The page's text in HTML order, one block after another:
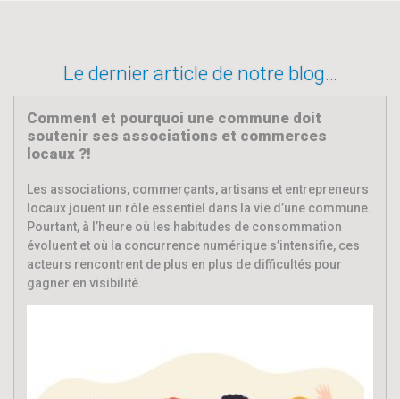
Le dernier article de notre blog…
Comment et pourquoi une commune doit
soutenir ses associations et commerces
locaux ?!
Les associations, commerçants, artisans et entrepreneurs
locaux jouent un rôle essentiel dans la vie d’une commune.
Pourtant, à l’heure où les habitudes de consommation
évoluent et où la concurrence numérique s’intensifie, ces
acteurs rencontrent de plus en plus de difficultés pour
gagner en visibilité.